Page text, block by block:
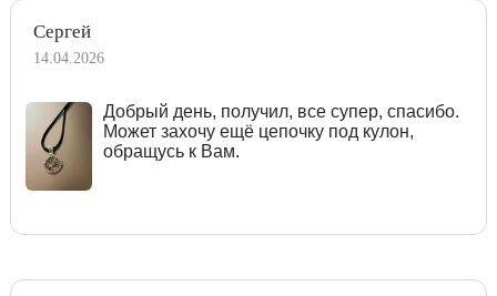
Сергей
14.04.2026
Добрый день, получил, все супер, спасибо.
Может захочу ещё цепочку под кулон,
обращусь к Вам.